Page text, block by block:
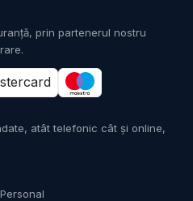
prin partenerul nostru
atât telefonic cât și online,